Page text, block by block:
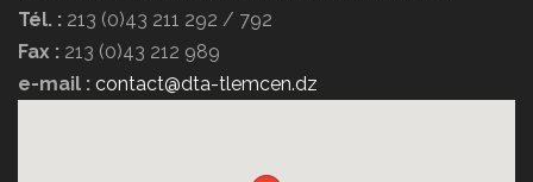
Tél. : 213 (0)43 211 292 / 792
Fax : 213 (0)43 212 989
e-mail : contact@dta-tlemcen.dz